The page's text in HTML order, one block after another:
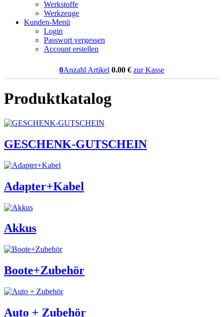
Werkstoffe
Werkzeuge
Kunden-Menü
Login
Passwort vergessen
Account erstellen
0Anzahl Artikel 0.00€ zur Kasse
Produktkatalog
GESCHENK-GUTSCHEIN
Adapter+Kabel
Akkus
Boote+Zubehör
Auto + Zubehör